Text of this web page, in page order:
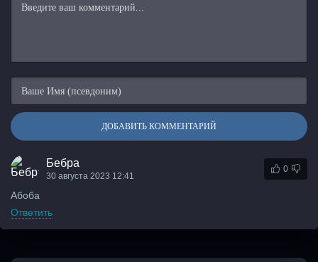
ДОБАВИТЬ КОММЕНТАРИЙ
Бебра
30 августа 2023 12:41
0
Абоба
Ответить